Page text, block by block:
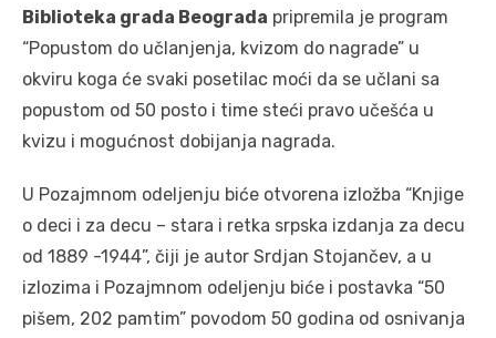
Biblioteka grada Beograda pripremila je program
“Popustom do učlanjenja, kvizom do nagrade” u
okviru koga će svaki posetilac moći da se učlani sa
popustom od 50 posto i time steći pravo učešća u
kvizu i mogućnost dobijanja nagrada.
U Pozajmnom odeljenju biće otvorena izložba “Knjige
o deci i za decu – stara i retka srpska izdanja za decu
od 1889 -1944”, čiji je autor Srdjan Stojančev, a u
izlozima i Pozajmnom odeljenju biće i postavka “50
pišem, 202 pamtim” povodom 50 godina od osnivanja